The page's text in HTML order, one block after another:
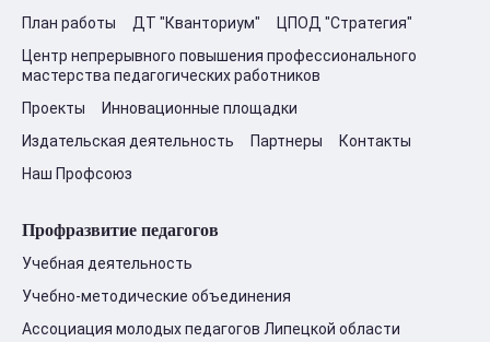
План работы ДТ "Кванториум"
ЦПОД "Стратегия"
Центр непрерывного повышения профессионального
мастерства педагогических работников
Проекты
Инновационные площадки
Издательская деятельность
Партнеры
Контакты
Наш Профсоюз
Профразвитие педагогов
Учебная деятельность
Учебно-методические объединения
Ассоциация молодых педагогов Липецкой области